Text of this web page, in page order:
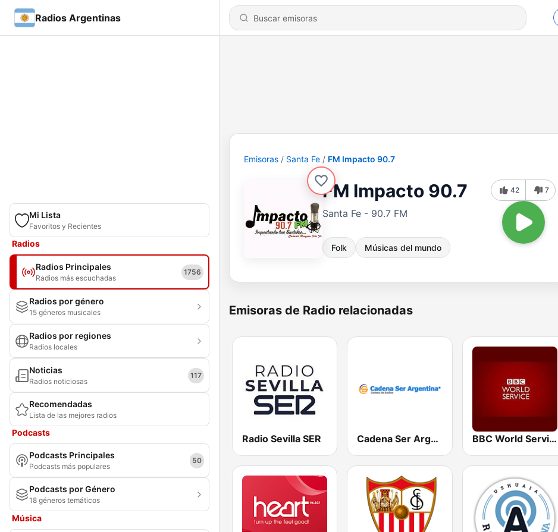
Radios Argentinas
Mi Lista
Favoritos y Recientes
Radios
Radios Principales
Radios más escuchadas
1756
Radios por género
15 géneros musicales
Radios por regiones
Radios locales
Noticias
Radios noticiosas
117
Recomendadas
Lista de las mejores radios
Podcasts
Podcasts Principales
Podcasts más populares
50
Podcasts por Género
18 géneros temáticos
Música
Emisoras Santa Fe FM Impacto 90.7
FM Impacto 90.7
Santa Fe - 90.7 FM
Folk Músicas del mundo
42 7
Emisoras de Radio relacionadas
Radio Sevilla SER Cadena Ser Argentina BBC World Service